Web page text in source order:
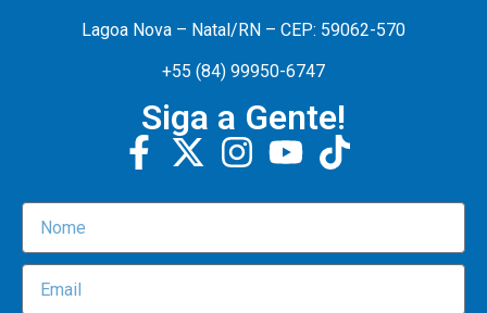
Lagoa Nova – Natal/RN – CEP: 59062-570
+55 (84) 99950-6747
Siga a Gente!